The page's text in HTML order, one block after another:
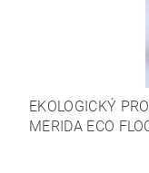
EKOLOGICKÝ
MERIDA ECO